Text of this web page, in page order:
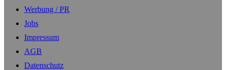
Werbung / PR
Jobs
Impressum
AGB
Datenschutz